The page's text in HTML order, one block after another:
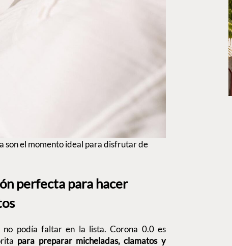
son el momento ideal para disfrutar de
perfecta para hacer
no podía faltar en la lista. Corona 0.0 es
para preparar micheladas, clamatos y